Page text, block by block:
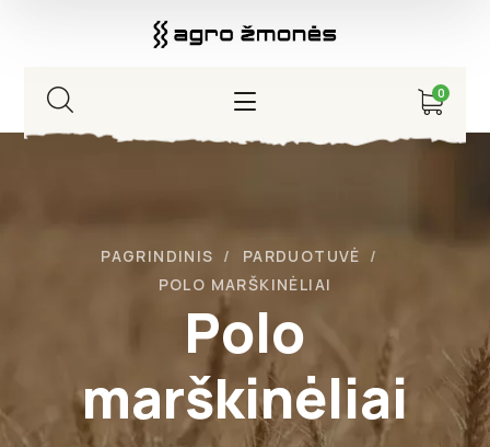
0
Polo
marškinėliai
PAGRINDINIS
PARDUOTUVĖ
POLO MARŠKINĖLIAI